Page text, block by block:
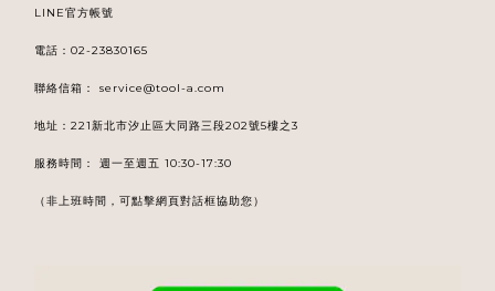
LINE官方帳號
電話 ： 02-23830165
聯絡信箱： service@tool-a.com
地址：221新北市汐止區大同路三段202號5樓之3
服務時間： 週一至週五 10:30-17:30
（非上班時間，可點擊網頁對話框協助您）